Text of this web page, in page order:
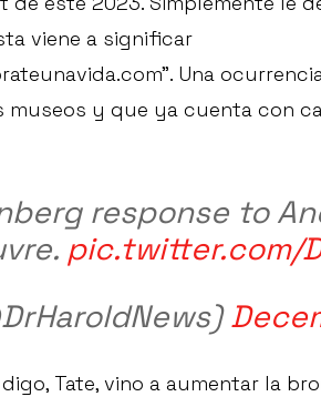
viene a significar
Una
museos y que ya cuenta con
response to
pic.twitter.com/
Tate, vino a aumentar la